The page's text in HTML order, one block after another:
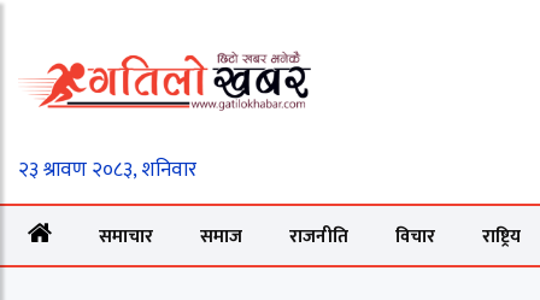
समाचार समाज राजनीति विचार राष्ट्रिय